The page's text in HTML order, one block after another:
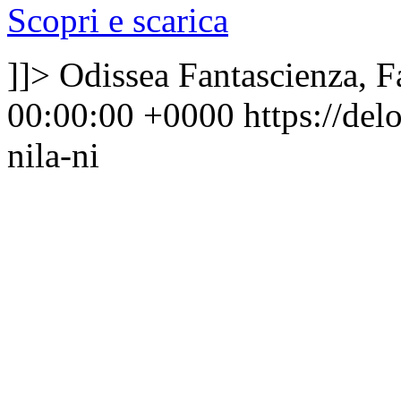
Scopri e scarica
]]> Odissea Fantascienza,
00:00:00 +0000 https://
nila-ni